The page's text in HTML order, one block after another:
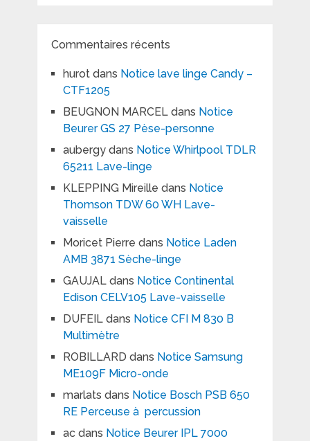
Commentaires récents
hurotdans Notice lave linge Candy –
CTF1205
BEUGNON MARCELdans Notice
Beurer GS 27 Pèse-personne
aubergydans Notice Whirlpool TDLR
65211 Lave-linge
KLEPPING Mireille dans Notice
Thomson TDW 60 WH Lave-
vaisselle
Moricet Pierre dans Notice Laden
AMB 3871 Sèche-linge
GAUJALdans Notice Continental
Edison CELV105 Lave-vaisselle
DUFEILdans Notice CFI M 830 B
Multimètre
ROBILLARD dans Notice Samsung
ME109F Micro-onde
marlats dans Notice Bosch PSB 650
RE Perceuse à percussion
acdans Notice Beurer IPL 7000